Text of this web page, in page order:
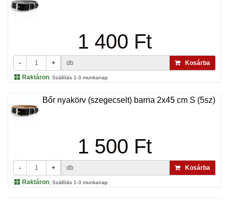
1 400 Ft
- + db
Kosárba
Raktáron , Szállítás 1-3 munkanap
Bőr nyakörv (szegecselt) barna 2x45 cm S (5sz)
1 500 Ft
- + db
Kosárba
Raktáron , Szállítás 1-3 munkanap